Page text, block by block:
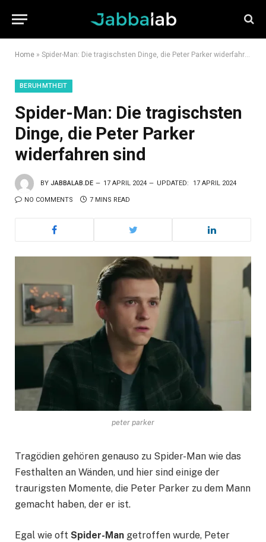
Home » Spider-Man: Die tragischsten Dinge, die Peter Parker widerfahren sind
BERUHMTHEIT
Spider-Man: Die tragischsten
Dinge, die Peter Parker
widerfahren sind
BY JABBALAB.DE 17 APRIL 2024 UPDATED: 17 APRIL 2024
NO COMMENTS 7 MINS READ
peter parker
Tragödien gehören genauso zu Spider-Man wie das
Festhalten an Wänden, und hier sind einige der
traurigsten Momente, die Peter Parker zu dem Mann
gemacht haben, der er ist.
Egal wie oft Spider-Man getroffen wurde, Peter